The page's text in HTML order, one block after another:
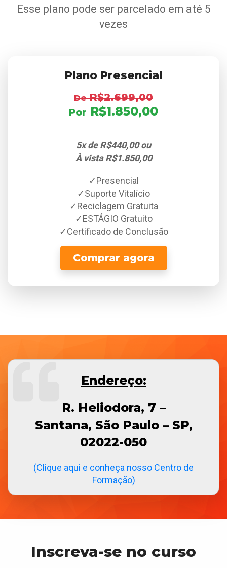
Esse plano pode ser parcelado em até 5
vezes
Plano Presencial
DeR$2.699,00
Por R$1.850,00
5x de R$440,00 ou
À vista R$1.850,00
✓Presencial
✓Suporte Vitalício
✓Reciclagem Gratuita
✓ESTÁGIO Gratuito
✓Certificado de Conclusão
Comprar agora
Endereço:
R. Heliodora, 7 –
Santana, São Paulo – SP,
02022-050
(Clique aqui e conheça nosso Centro de
Formação)
Inscreva-se no curso